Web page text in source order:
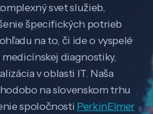
svet služieb,
špecifických potrieb
na to, či ide o vyspelé
diagnostiky,
v oblasti IT. Naša
na slovenskom trhu
spoločnosti PerkinElmer